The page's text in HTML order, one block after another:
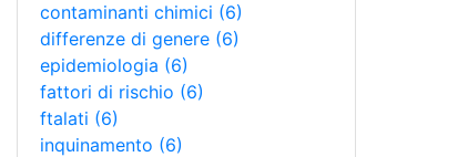
contaminanti chimici (6)
differenze di genere (6)
epidemiologia (6)
fattori di rischio (6)
ftalati (6)
inquinamento (6)